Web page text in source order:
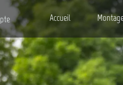
Accueil